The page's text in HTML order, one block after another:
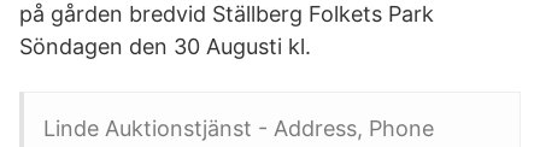
på gården bredvid Ställberg Folkets Park
Söndagen den 30 Augusti kl.
Linde Auktionstjänst - Address, Phone